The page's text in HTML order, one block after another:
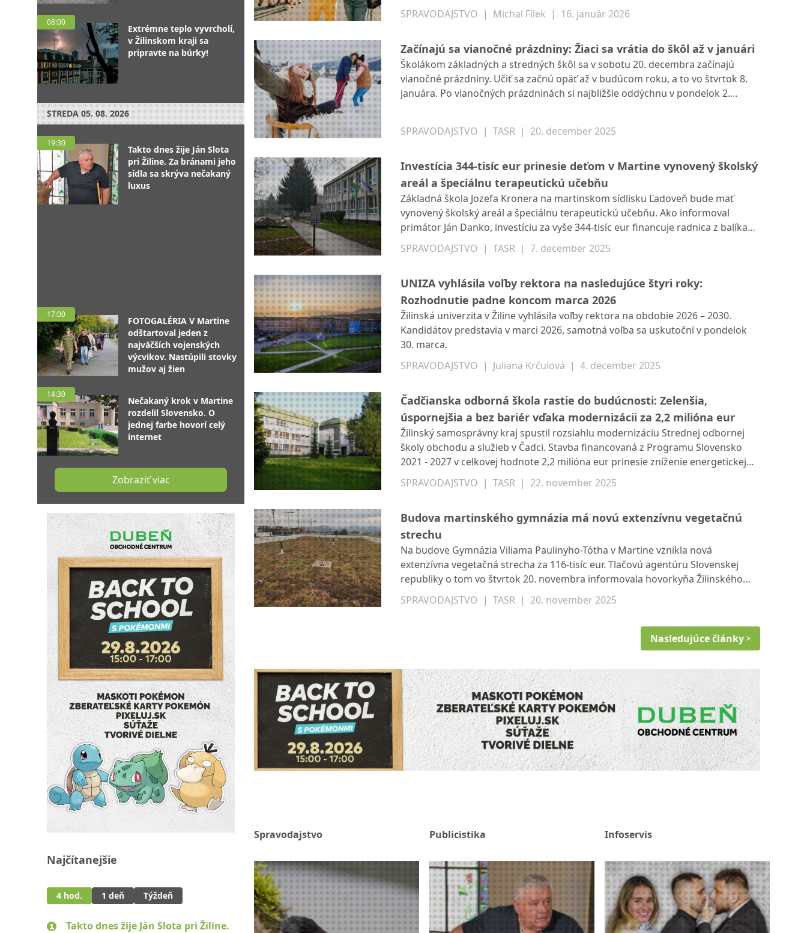
08:00
Extrémne teplo vyvrcholí,
v Žilinskom kraji sa
pripravte na búrky!
STREDA 05. 08. 2026
19:30
Takto dnes žije Ján Slota
pri Žiline. Za bránami jeho
sídla sa skrýva nečakaný
luxus
17:00
FOTOGALÉRIA V Martine
odštartoval jeden z
najväčších vojenských
výcvikov. Nastúpili stovky
mužov aj žien
14:30
Nečakaný krok v Martine
rozdelil Slovensko. O
jednej farbe hovorí celý
internet
Zobraziť viac
Najčítanejšie
4 hod. 1 deň Týždeň
Takto dnes žije Ján Slota pri Žiline.
na základe nepresnej formulácie pripomienky.
SPRAVODAJSTVO | Michal Filek | 16. január 2026
Začínajú sa vianočné prázdniny: Žiaci sa vrátia do škôl až v januári
Školákom základných a stredných škôl sa v sobotu 20. decembra začínajú
vianočné prázdniny. Učiť sa začnú opäť až v budúcom roku, a to vo štvrtok 8.
januára. Po vianočných prázdninách si najbližšie oddýchnu v pondelok 2.
SPRAVODAJSTVO | TASR | 20. december 2025
Investícia 344-tisíc eur prinesie deťom v Martine vynovený školský
areál a špeciálnu terapeutickú učebňu
Základná škola Jozefa Kronera na martinskom sídlisku Ľadoveň bude mať
vynovený školský areál a špeciálnu terapeutickú učebňu. Ako informoval
primátor Ján Danko, investíciu za vyše 344-tisíc eur financuje radnica z balíka
európskej pomoci, v rámci ktorého mestu Martin a jeho partnerom pridelili
viac ako dva milióny eur na rozvoj vzdelávania a inklúzie.
SPRAVODAJSTVO | TASR | 7. december 2025
UNIZA vyhlásila voľby rektora na nasledujúce štyri roky:
Rozhodnutie padne koncom marca 2026
Žilinská univerzita v Žiline vyhlásila voľby rektora na obdobie 2026 – 2030.
Kandidátov predstavia v marci 2026, samotná voľba sa uskutoční v pondelok
30. marca.
SPRAVODAJSTVO | Juliana Krčulová | 4. december 2025
Čadčianska odborná škola rastie do budúcnosti: Zelenšia,
úspornejšia a bez bariér vďaka modernizácii za 2,2 milióna eur
Žilinský samosprávny kraj spustil rozsiahlu modernizáciu Strednej odbornej
školy obchodu a služieb v Čadci. Stavba financovaná z Programu Slovensko
2021 - 2027 v celkovej hodnote 2,2 milióna eur prinesie zníženie energetickej
náročnosti, zlepšenie kvality interiéru školy a bezbariérový prístup pre
všetkých žiakov aj zamestnancov. Tlačovú agentúru Slovenskej republiky o tom
SPRAVODAJSTVO | TASR | 22. november 2025
Budova martinského gymnázia má novú extenzívnu vegetačnú
strechu
Na budove Gymnázia Viliama Paulinyho-Tótha v Martine vznikla nová
extenzívna vegetačná strecha za 116-tisíc eur. Tlačovú agentúru Slovenskej
republiky o tom vo štvrtok 20. novembra informovala hovorkyňa Žilinského
samosprávneho kraja Eva Lacová. Nová vegetačná strecha nahradila pôvodný
strešný plášť a prináša ekologické riešenia, ktoré zvýšia tepelnoizolačné
SPRAVODAJSTVO | TASR | 20. november 2025
Nasledujúce články
Spravodajstvo Publicistika Infoservis